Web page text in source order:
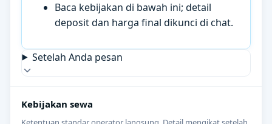
Baca kebijakan di bawah ini; detail
deposit dan harga final dikunci di chat.
Setelah Anda pesan
Kebijakan sewa